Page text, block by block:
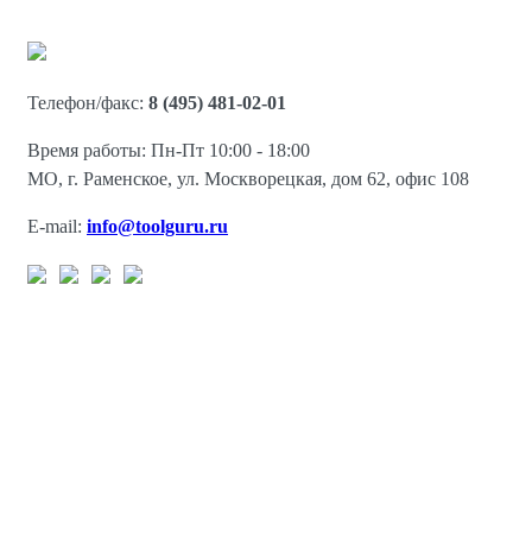
Телефон/факс: 8 (495) 481-02-01
Время работы: Пн-Пт 10:00 - 18:00
МО, г. Раменское, ул. Москворецкая, дом 62, офис 108
E-mail: info@toolguru.ru